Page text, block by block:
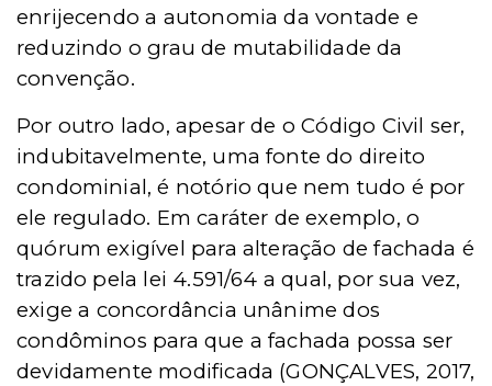
enrijecendo a autonomia da vontade e
reduzindo o grau de mutabilidade da
convenção.
Por outro lado, apesar de o Código Civil ser,
indubitavelmente, uma fonte do direito
condominial, é notório que nem tudo é por
ele regulado. Emcaráter de exemplo, o
quórum exigível para alteração de fachada é
trazido pela lei 4.591/64 a qual, por sua vez,
exige a concordância unânime dos
condôminos para que a fachada possa ser
devidamente modificada (GONÇALVES, 2017,